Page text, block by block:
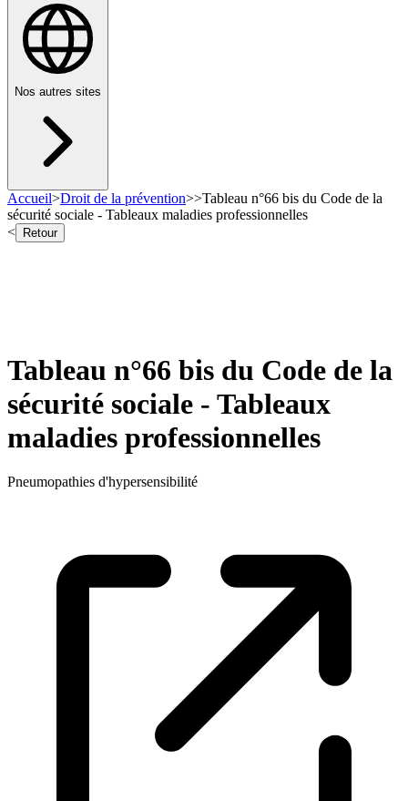
Nos autres sites
Accueil>Droit de la prévention>>Tableau n°66 bis du Code de la
sécurité sociale - Tableaux maladies professionnelles
<
Retour
Tableau n°66 bis du Code de la
sécurité sociale - Tableaux
maladies professionnelles
Pneumopathies d'hypersensibilité